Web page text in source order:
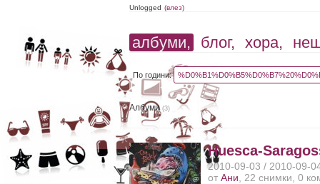
Unlogged (влез)
албуми, блог, хора,
По години:
Албуми(3)
Huesca-
2010-09-03 / 2010-09-
отАни , 22 снимки, 0